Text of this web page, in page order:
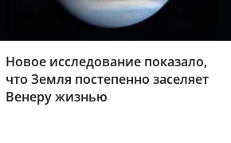
Новое исследование показало,
что Земля постепенно заселяет
Венеру жизнью